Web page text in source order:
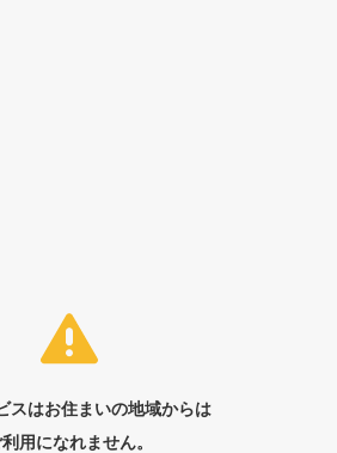
スはお住まいの地域からは
用になれません。